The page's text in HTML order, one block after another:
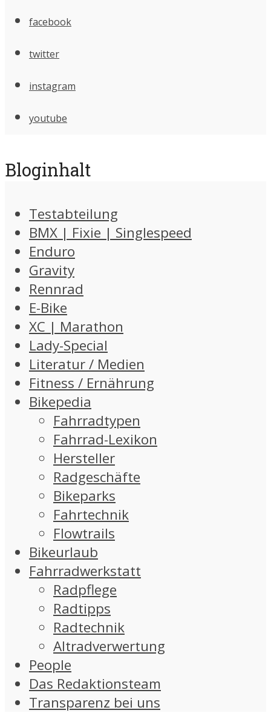
facebook
twitter
instagram
youtube
Bloginhalt
Testabteilung
BMX | Fixie | Singlespeed
Enduro
Gravity
Rennrad
E-Bike
XC | Marathon
Lady-Special
Literatur / Medien
Fitness / Ernährung
Bikepedia
Fahrradtypen
Fahrrad-Lexikon
Hersteller
Radgeschäfte
Bikeparks
Fahrtechnik
Flowtrails
Bikeurlaub
Fahrradwerkstatt
Radpflege
Radtipps
Radtechnik
Altradverwertung
People
Das Redaktionsteam
Transparenz bei uns